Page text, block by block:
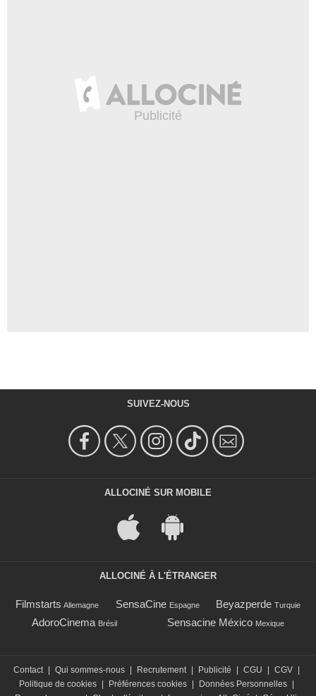
SUIVEZ-NOUS
ALLOCINÉ SUR MOBILE
ALLOCINÉ À L'ÉTRANGER
Filmstarts Allemagne SensaCine Espagne Beyazperde Turquie
AdoroCinema Brésil Sensacine México Mexique
Contact Qui sommes-nous Recrutement Publicité CGU CGV
Politique de cookies
Préférences cookies Données Personnelles